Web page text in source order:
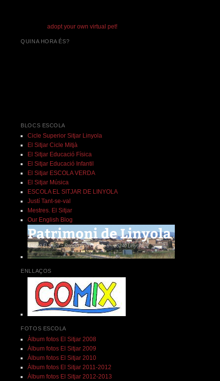
adopt your own virtual pet!
QUINA HORA ÉS?
BLOCS ESCOLA
Cicle Superior Sitjar Linyola
El Sitjar Cicle Mitjà
El Sitjar Educació Física
El Sitjar Educació Infantil
El Sitjar ESCOLA VERDA
El Sitjar Música
ESCOLA EL SITJAR DE LINYOLA
Justí Tant-se-val
Mestres. El Sitjar
Our English Blog
ENLLAÇOS
FOTOS ESCOLA
Àlbum fotos El Sitjar 2008
Àlbum fotos El Sitjar 2009
Àlbum fotos El Sitjar 2010
Àlbum fotos El Sitjar 2011-2012
Àlbum fotos El Sitjar 2012-2013